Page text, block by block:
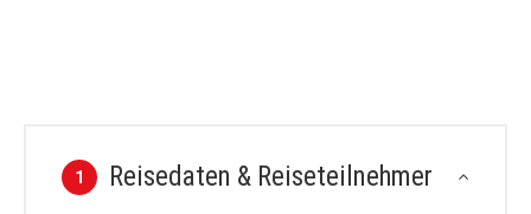
1 Reisedaten & Reiseteilnehmer